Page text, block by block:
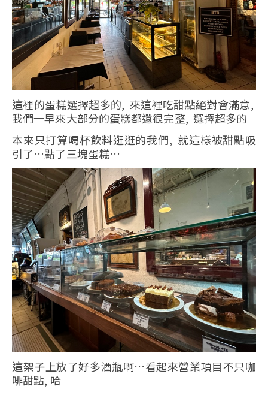
這裡的蛋糕選擇超多的, 來這裡吃甜點絕對會滿意,
我們一早來大部分的蛋糕都還很完整, 選擇超多的
本來只打算喝杯飲料逛逛的我們, 就這樣被甜點吸
引了…點了三塊蛋糕…
這架子上放了好多酒瓶啊…看起來營業項目不只咖
啡甜點, 哈